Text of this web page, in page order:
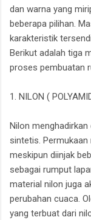
dan warna yang
beberapa pilihan.
karakteristik
Berikut adalah tiga
proses pembuatan
1. NILON (
Nilon
sintetis.
meskipun diinjak
sebagai rumput
material nilon juga
perubahan cuaca.
yang terbuat dari